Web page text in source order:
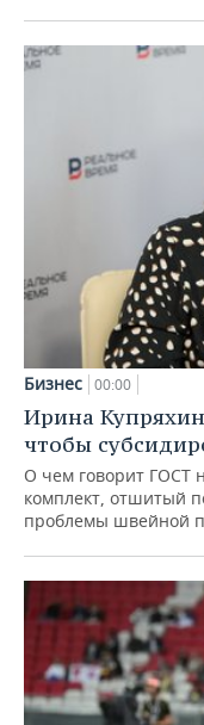
Бизнес 00:00
Ирина
чтобы
О чем говорит ГОСТ
комплект, отшитый
проблемы швейной